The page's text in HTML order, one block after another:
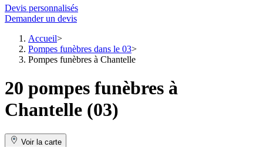
Devis personnalisés
Demander un devis
Accueil
Pompes funèbres dans le 03
Pompes funèbres à Chantelle
20 pompes funèbres à
Chantelle (03)
Voir la carte